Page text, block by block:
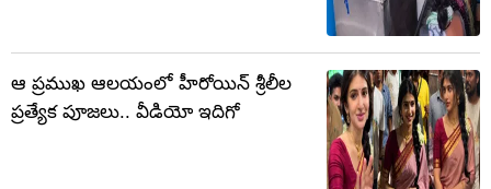
ఆ ప్రముఖ ఆలయంలో హీరోయిన్ శ్రీలీల
ప్రత్యేక పూజలు.. వీడియో ఇదిగో